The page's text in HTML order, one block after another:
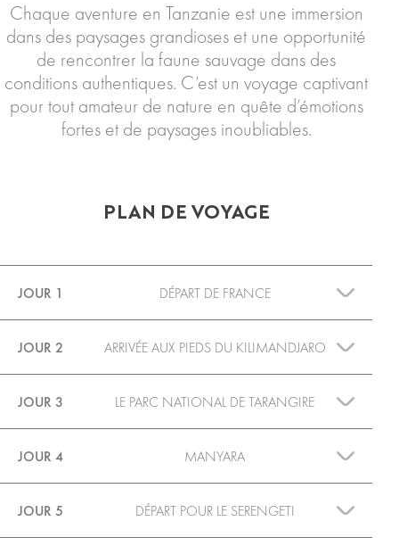
Chaque aventure en Tanzanie est une immersion
dans des paysages grandioses et une opportunité
de rencontrer la faune sauvage dans des
conditions authentiques. C’est un voyage captivant
pour tout amateur de nature en quête d’émotions
fortes et de paysages inoubliables.
PLAN DE VOYAGE
JOUR 1 DÉPART DE FRANCE
JOUR 2 ARRIVÉE AUX PIEDS DU KILIMANDJARO
JOUR 3 LE PARC NATIONAL DE TARANGIRE
JOUR 4 MANYARA
JOUR 5 DÉPART POUR LE SERENGETI